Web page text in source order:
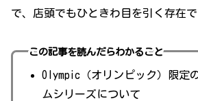
で、店頭でもひときわ目を引く存在で
この記事を読んだらわかること
Olympic（オリンピック）限定
ムシリーズについて